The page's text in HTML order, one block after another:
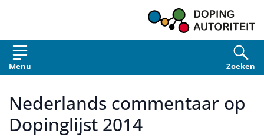
Menu Zoeken
Nederlands commentaar op
Dopinglijst 2014